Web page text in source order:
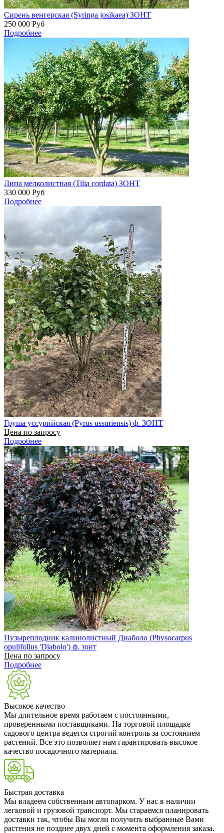
Сирень венгерская (Syringa josikaea) ЗОНТ
250 000 Руб
Подробнее
Липа мелколистная (Tilia cordata) ЗОНТ
330 000 Руб
Подробнее
Груша уссурийская (Pyrus ussuriensis) ф. ЗОНТ
Цена по запросу
Подробнее
Пузыреплодник калинолистный Диаболо (Physocarpus
opulifolius 'Diabolo') ф. зонт
Цена по запросу
Подробнее
Высокое качество
Мы длительное время работаем с постоянными,
проверенными поставщиками. На торговой площадке
садового центра ведется строгий контроль за состоянием
растений. Все это позволяет нам гарантировать высокое
качество посадочного материала.
Быстрая доставка
Мы владеем собственным автопарком. У нас в наличии
легковой и грузовой транспорт. Мы стараемся планировать
доставки так, чтобы Вы могли получить выбранные Вами
растения не позднее двух дней с момента оформления заказа.